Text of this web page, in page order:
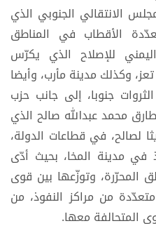
الانتقالي الجنوبي الذي
الأقطاب في المناطق
للإصلاح الذي يكرّس
وكذلك مدينة مأرب، وأيضا
جنوبا، إلى جانب حزب
محمد عبدالله صالح الذي
لصالح، في قطاعات الدولة،
في مدينة المخا، بحيث أدّى
المحرّرة، وتوزّعها بين قوى
من مراكز النفوذ، من
المتحالفة معها.